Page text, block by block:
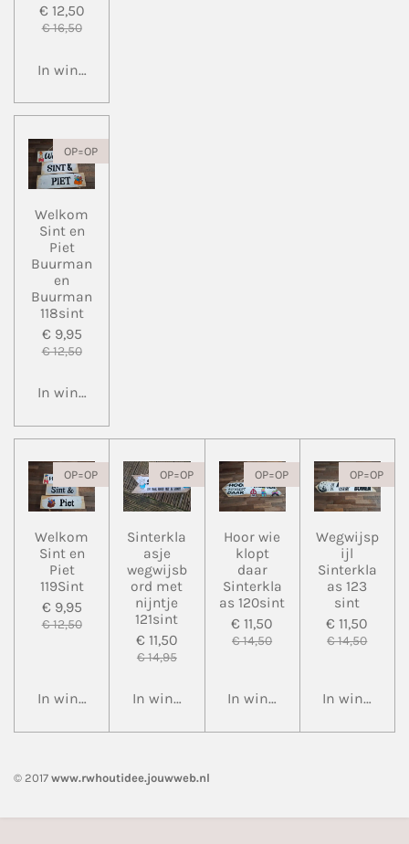
€ 12,50
€ 16,50
In winkelwagen
OP=OP
Welkom
Sint en
Piet
Buurman
en
Buurman
118sint
€ 9,95
€ 12,50
In winkelwagen
OP=OP
Welkom
Sint en
Piet
119Sint
€ 9,95
€ 12,50
In winkelwagen
OP=OP
Sinterkla
asje
wegwijsb
ord met
nijntje
121sint
€ 11,50
€ 14,95
In winkelwagen
OP=OP
Hoor wie
klopt
daar
Sinterkla
as 120sint
€ 11,50
€ 14,50
In winkelwagen
OP=OP
Wegwijsp
ijl
Sinterkla
as 123
sint
€ 11,50
€ 14,50
In
© 2017 www.rwhoutidee.jouwweb.nl